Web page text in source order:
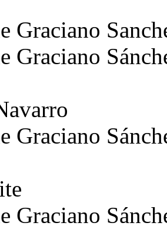
Graciano
Graciano
Graciano
Graciano